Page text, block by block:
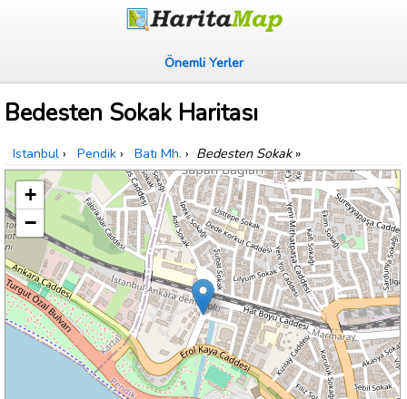
Önemli Yerler
Bedesten Sokak Haritası
Istanbul › Pendik › Batı Mh. › Bedesten Sokak»
+
−